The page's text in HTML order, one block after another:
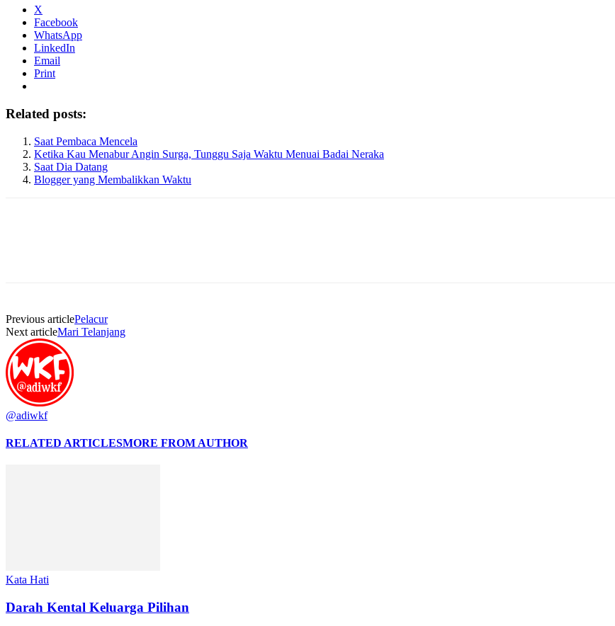
X
Facebook
WhatsApp
LinkedIn
Email
Print
Related posts:
Saat Pembaca Mencela
Ketika Kau Menabur Angin Surga, Tunggu Saja Waktu Menuai Badai Neraka
Saat Dia Datang
Blogger yang Membalikkan Waktu
Previous articlePelacur
Next articleMari Telanjang
@adiwkf
RELATED ARTICLESMORE FROM AUTHOR
Kata Hati
Darah Kental Keluarga Pilihan